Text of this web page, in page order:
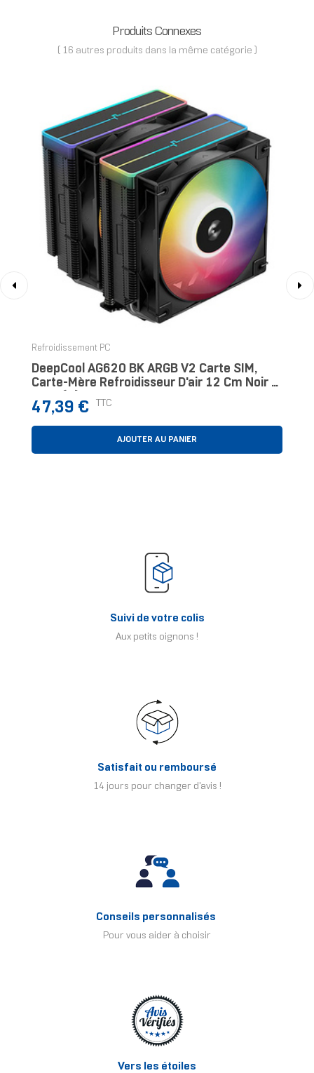
Produits Connexes
( 16 autres produits dans la même catégorie )
Refroidissement PC
DeepCool AG620 BK ARGB V2 Carte SIM,
Carte-Mère Refroidisseur D'air 12 Cm Noir 1
Prix
47,39 € TTC
AJOUTER AU PANIER
Suivi de votre colis
Aux petits oignons !
Satisfait ou remboursé
14 jours pour changer d'avis !
Conseils personnalisés
Pour vous aider à choisir
Vers les étoiles